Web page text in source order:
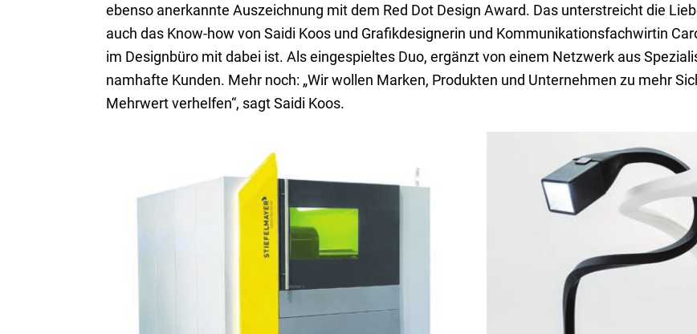
ebenso anerkannte Auszeichnung mit dem Red Dot Design Award. Das unterstreicht die
auch das Know-how von Saidi Koos und Grafikdesignerin und Kommunikationsfachwirtin
im Designbüro mit dabei ist. Als eingespieltes Duo, ergänzt von einem Netzwerk aus
namhafte Kunden. Mehr noch: „Wir wollen Marken, Produkten und Unternehmen zu mehr
Mehrwert verhelfen“, sagt Saidi Koos.
Red Dot Design Award für diese